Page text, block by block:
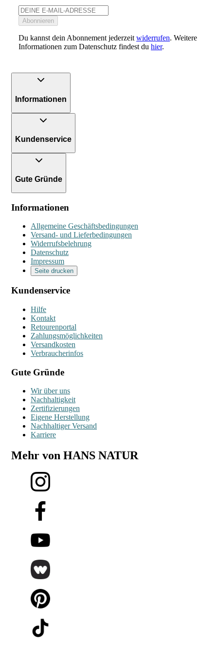
Abonnieren
Du kannst dein Abonnement jederzeit widerrufen. Weitere
Informationen zum Datenschutz findest du hier.
Informationen
Kundenservice
Gute Gründe
Informationen
Allgemeine Geschäftsbedingungen
Versand- und Lieferbedingungen
Widerrufsbelehrung
Datenschutz
Impressum
Seite drucken
Kundenservice
Hilfe
Kontakt
Retourenportal
Zahlungsmöglichkeiten
Versandkosten
Verbraucherinfos
Gute Gründe
Wir über uns
Nachhaltigkeit
Zertifizierungen
Eigene Herstellung
Nachhaltiger Versand
Karriere
Mehr von HANS NATUR